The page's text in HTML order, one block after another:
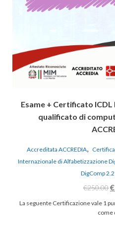
Esame + Certificato
qualificato di
Accreditata ACCREDIA,
Internazionale di Alfabetizzazione
DigComp
€250.00€
La seguente Certificazione vale 1
come